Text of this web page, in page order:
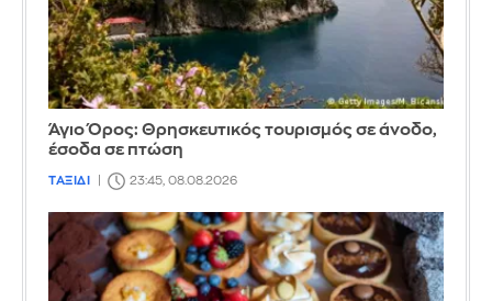
Άγιο Όρος: Θρησκευτικός τουρισμός σε άνοδο,
έσοδα σε πτώση
ΤΑΞΙΔΙ 23:45, 08.08.2026